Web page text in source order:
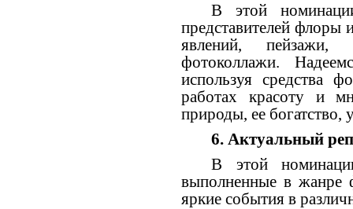
В этой
представителей
явлений, пейзажи,
фотоколлажи.
используя средства
работах красоту и
природы, ее богатство,
6. Актуальный
В этой
выполненные в жанре
яркие события в